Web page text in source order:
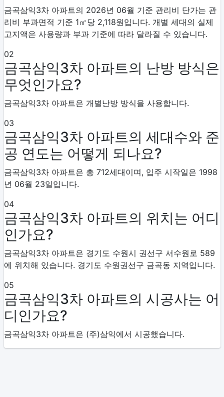
금곡삼익3차 아파트의 2026년 06월 기준 관리비 단가는 관
리비 부과면적 기준 1㎡당 2,118원입니다. 개별 세대의 실제
고지액은 사용량과 부과 기준에 따라 달라질 수 있습니다.
02
금곡삼익3차 아파트의 난방 방식은
무엇인가요?
금곡삼익3차 아파트은 개별난방 방식을 사용합니다.
03
금곡삼익3차 아파트의 세대수와 준
공 연도는 어떻게 되나요?
금곡삼익3차 아파트은 총 712세대이며, 입주 시작일은 1998
년 06월 23일입니다.
04
금곡삼익3차 아파트의 위치는 어디
인가요?
금곡삼익3차 아파트은 경기도 수원시 권선구 서수원로 589
에 위치해 있습니다. 경기도 수원권선구 금곡동 지역입니다.
05
금곡삼익3차 아파트의 시공사는 어
디인가요?
금곡삼익3차 아파트은 (주)삼익에서 시공했습니다.